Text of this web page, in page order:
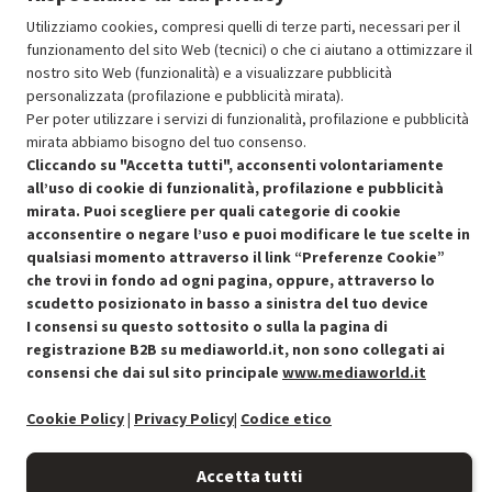
SCONTO RICONDIZIONATI
Approfitta dello sconto del 30% sul prodotto ricondizionato.
Condizioni generali di vendita
Cookie Policy
Preferenze cookie
Accessibilità
Recedere dal contratto qui
Utilizziamo cookies, compresi quelli di terze parti, necessari per il
funzionamento del sito Web (tecnici) o che ci aiutano a ottimizzare il
nostro sito Web (funzionalità) e a visualizzare pubblicità
personalizzata (profilazione e pubblicità mirata).
Per poter utilizzare i servizi di funzionalità, profilazione e pubblicità
mirata abbiamo bisogno del tuo consenso.
Cliccando su "Accetta tutti", acconsenti volontariamente
all’uso di cookie di funzionalità, profilazione e pubblicità
mirata. Puoi scegliere per quali categorie di cookie
acconsentire o negare l’uso e puoi modificare le tue scelte in
qualsiasi momento attraverso il link “Preferenze Cookie”
che trovi in fondo ad ogni pagina, oppure, attraverso lo
scudetto posizionato in basso a sinistra del tuo device
I consensi su questo sottosito o sulla la pagina di
registrazione B2B su mediaworld.it, non sono collegati ai
consensi che dai sul sito principale www.mediaworld.it
Cookie Policy| Privacy Policy| Codice etico
Accetta tutti